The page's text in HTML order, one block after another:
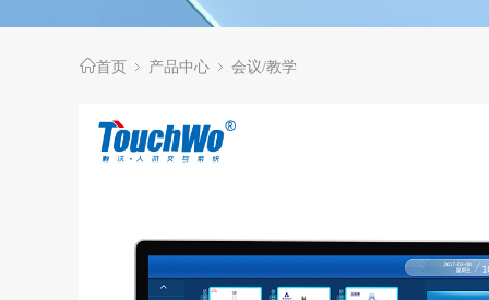
首页 产品中心 会议/教学